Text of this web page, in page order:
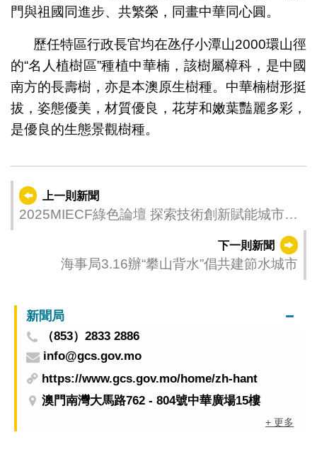
門與祖國同進步、共繁榮，同畫中華同心圓。
歷任特區行政長官均在氹仔小潭山2000環山徑
的“名人植樹區”種植中華楠，該樹屬樟科，是中國
南方的長壽樹，亦是本澳原生樹種。中華楠樹形挺
拔，姿態優美，材質優良，花芽和嫩葉豔麗多彩，
是優良的生態景觀樹種。
上一則新聞
2025MIECF綠色論壇 探索技術創新賦能城市建
下一則新聞
海事局3.16辦“攀山背水”倡共建節水城市
新聞局
（853）2833 2886
info@gcs.gov.mo
https://www.gcs.gov.mo/home/zh-hant
澳門南灣大馬路762 - 804號中華廣場15樓
+ 更多